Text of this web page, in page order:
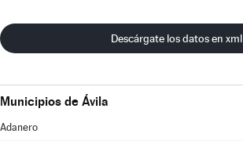
Descárgate los datos en xml
Municipios de Ávila
Adanero